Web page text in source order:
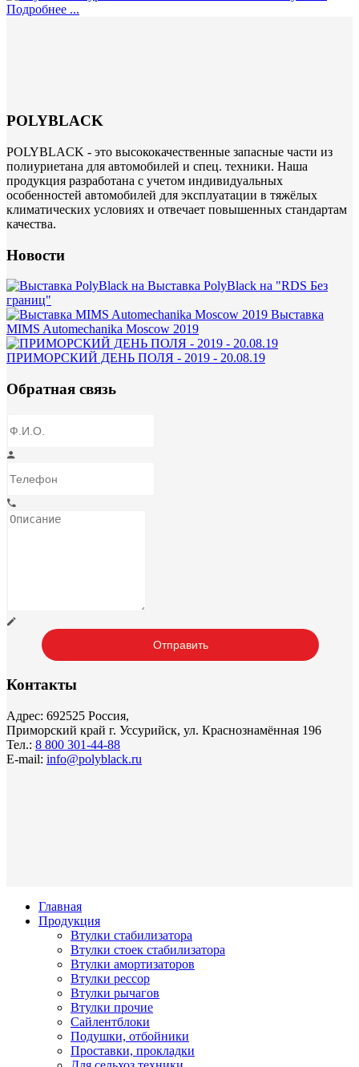
Подробнее ...
POLYBLACK
POLYBLACK - это высококачественные запасные части из
полиуриетана для автомобилей и спец. техники. Наша
продукция разработана с учетом индивидуальных
особенностей автомобилей для эксплуатации в тяжёлых
климатических условиях и отвечает повышенных стандартам
качества.
Новости
Выставка PolyBlack на "RDS Без
границ"
Выставка
MIMS Automechanika Moscow 2019
ПРИМОРСКИЙ ДЕНЬ ПОЛЯ - 2019 - 20.08.19
Обратная связь
Контакты
Адрес: 692525 Россия,
Приморский край г. Уссурийск, ул. Краснознамённая 196
Тел.: 8 800 301-44-88
E-mail: info@polyblack.ru
Главная
Продукция
Втулки стабилизатора
Втулки стоек стабилизатора
Втулки амортизаторов
Втулки рессор
Втулки рычагов
Втулки прочие
Сайлентблоки
Подушки, отбойники
Проставки, прокладки